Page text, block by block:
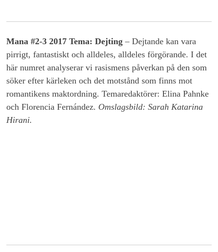
Mana #2-3 2017 Tema: Dejting – Dejtande kan vara
pirrigt, fantastiskt och alldeles, alldeles förgörande. I det
här numret analyserar vi rasismens påverkan på den som
söker efter kärleken och det motstånd som finns mot
romantikens maktordning. Temaredaktörer: Elina Pahnke
och Florencia Fernández. Omslagsbild: Sarah Katarina
Hirani.